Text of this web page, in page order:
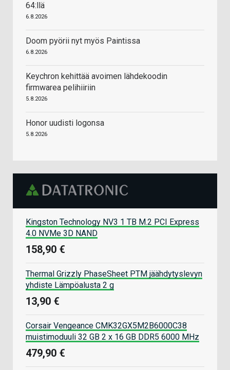
64:llä
6.8.2026
Doom pyörii nyt myös Paintissa
6.8.2026
Keychron kehittää avoimen lähdekoodin
firmwarea pelihiiriin
5.8.2026
Honor uudisti logonsa
5.8.2026
Kingston Technology NV3 1 TB M.2 PCI Express
4.0 NVMe 3D NAND
158,90 €
Thermal Grizzly PhaseSheet PTM jäähdytyslevyn
yhdiste Lämpöalusta 2 g
13,90 €
Corsair Vengeance CMK32GX5M2B6000C38
muistimoduuli 32 GB 2 x 16 GB DDR5 6000 MHz
479,90 €